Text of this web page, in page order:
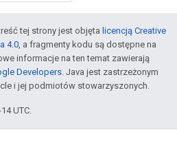
tej strony jest objęta licencją Creative
4.0, a fragmenty kodu są dostępne na
informacje na ten temat zawierają
Developers. Java jest zastrzeżonym
i jej podmiotów stowarzyszonych.
UTC.